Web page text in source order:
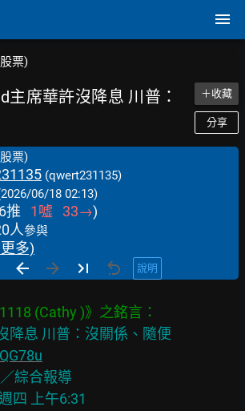
票)
主席華許沒降息 川普：
＋收藏
分享
票)
(qwert231135)
06/18 02:13)
推 1噓 33→)
人參與
多)
說明
降息 川普：沒關係、隨便
綜合報導
四 上午6:31